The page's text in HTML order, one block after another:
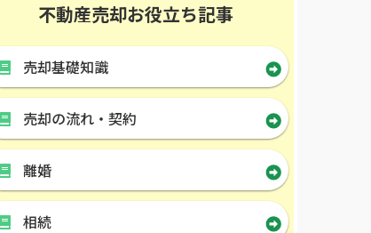
不動産売却お役立ち記事
売却基礎知識
売却の流れ・契約
離婚
相続